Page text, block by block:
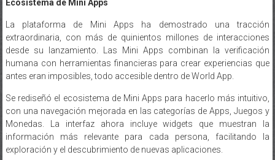
extraordinaria, con más de quinientos millones de interacciones
desde su lanzamiento. Las Mini Apps combinan la verificación
humana con herramientas financieras para crear experiencias que
antes eran imposibles, todo accesible dentro de World App.
con una navegación mejorada en las categorías de Apps, Juegos y
Monedas. La interfaz ahora incluye widgets que muestran la
información más relevante para cada persona, facilitando la
exploración y el descubrimiento de nuevas aplicaciones.